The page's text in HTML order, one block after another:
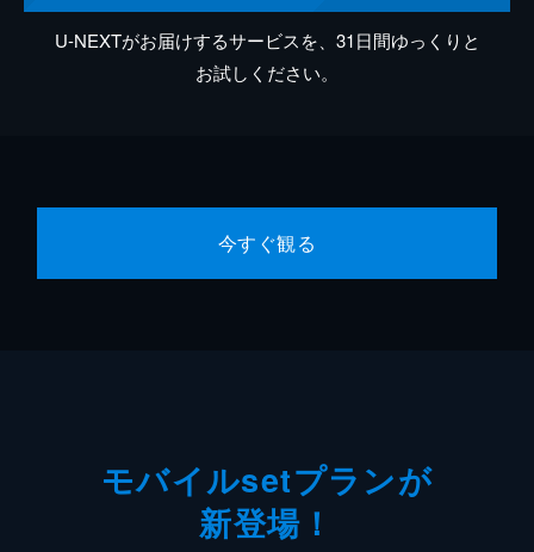
U-NEXTがお届けするサービスを、31日間ゆっくりと
お試しください。
今すぐ観る
モバイルsetプランが
新登場！